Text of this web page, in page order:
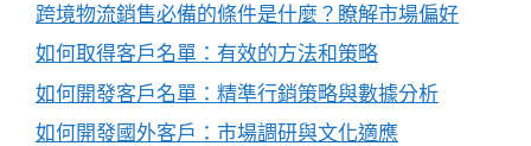
跨境物流銷售必備的條件是什麼？瞭解市場偏好
如何取得客戶名單：有效的方法和策略
如何開發客戶名單：精準行銷策略與數據分析
如何開發國外客戶：市場調研與文化適應